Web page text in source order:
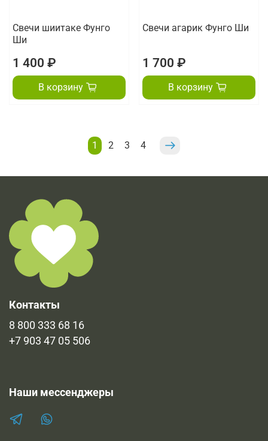
Свечи шиитаке Фунго
Ши
1 400 ₽
В корзину
Свечи агарик Фунго Ши
1 700 ₽
В корзину
1 2 3 4
Контакты
8 800 333 68 16
+7 903 47 05 506
Наши мессенджеры